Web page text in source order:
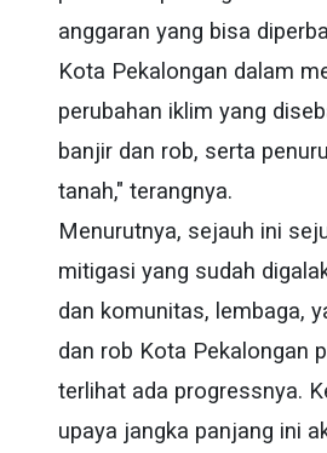
anggaran yang bisa
Kota Pekalongan dalam
perubahan iklim yang
banjir dan rob, serta
tanah," terangnya.
Menurutnya, sejauh ini
mitigasi yang sudah
dan komunitas, lembaga,
dan rob Kota Pekalongan
terlihat ada progressnya.
upaya jangka panjang ini